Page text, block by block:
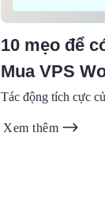
10 mẹo để
Mua VPS
Tác động tích cực
Xem thêm